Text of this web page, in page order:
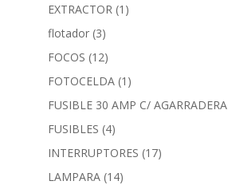
EXTRACTOR (1)
flotador (3)
FOCOS (12)
FOTOCELDA (1)
FUSIBLE 30 AMP C/ AGARRADERA
FUSIBLES (4)
INTERRUPTORES (17)
LAMPARA (14)